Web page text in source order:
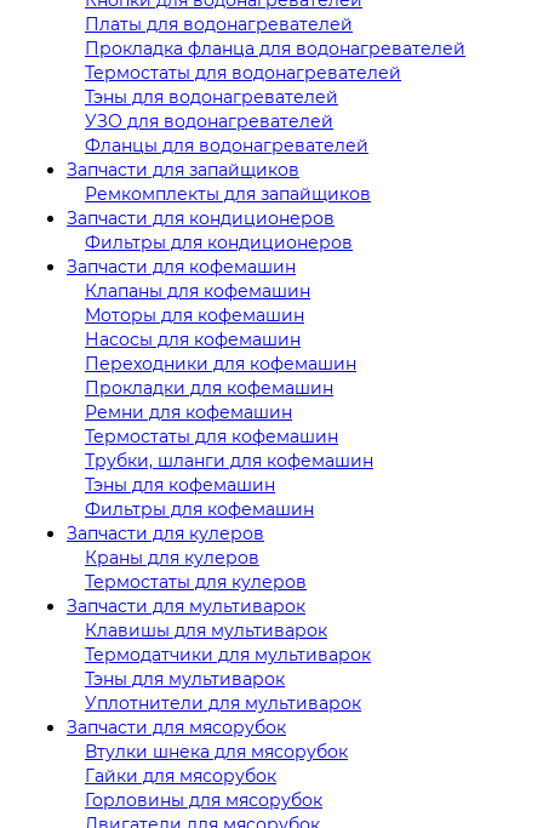
Платы для водонагревателей
Прокладка фланца для водонагревателей
Термостаты для водонагревателей
Тэны для водонагревателей
УЗО для водонагревателей
Фланцы для водонагревателей
Запчасти для запайщиков
Ремкомплекты для запайщиков
Запчасти для кондиционеров
Фильтры для кондиционеров
Запчасти для кофемашин
Клапаны для кофемашин
Моторы для кофемашин
Насосы для кофемашин
Переходники для кофемашин
Прокладки для кофемашин
Ремни для кофемашин
Термостаты для кофемашин
Трубки, шланги для кофемашин
Тэны для кофемашин
Фильтры для кофемашин
Запчасти для кулеров
Краны для кулеров
Термостаты для кулеров
Запчасти для мультиварок
Клавишы для мультиварок
Термодатчики для мультиварок
Тэны для мультиварок
Уплотнители для мультиварок
Запчасти для мясорубок
Втулки шнека для мясорубок
Гайки для мясорубок
Горловины для мясорубок